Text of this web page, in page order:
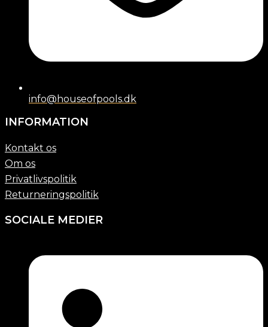
info@houseofpools.dk
INFORMATION
Kontakt os
Om os
Privatlivspolitik
Returneringspolitik
SOCIALE MEDIER